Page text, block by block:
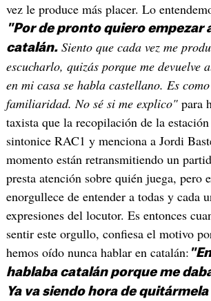
vez le produce más placer. Lo
"Por de pronto quiero empezar
catalán.Siento que cada vez me
escucharlo, quizás porque me devuelve
en mi casa se habla castellano. Es
familiaridad. No sé si me explico" para
taxista que la recopilación de la
sintonice RAC1 y menciona a Jordi
momento están retransmitiendo un
presta atención sobre quién juega, pero
enorgullece de entender a todas y cada
expresiones del locutor. Es entonces
sentir este orgullo, confiesa el motivo
hemos oído nunca hablar en catalán:
hablaba catalán porque me
Ya va siendo hora de